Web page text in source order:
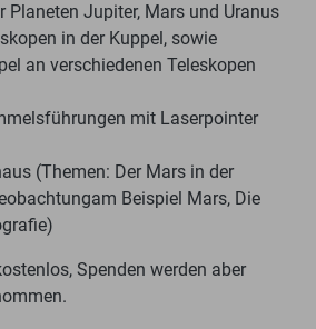
Planeten Jupiter, Mars und Uranus
in der Kuppel, sowie
an verschiedenen Teleskopen
mit Laserpointer
(Themen: Der Mars in der
Beispiel Mars, Die
Spenden werden aber